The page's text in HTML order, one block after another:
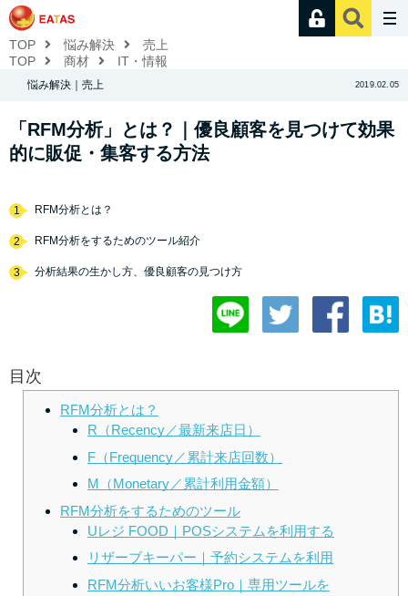
TOP 悩み解決
売上
TOP
商材 IT・情報
悩み解決｜売上 2019.02.05
「RFM分析」とは？｜優良顧客を見つけて効果
的に販促・集客する方法
1 RFM分析とは？
2 RFM分析をするためのツール紹介
3 分析結果の生かし方、優良顧客の見つけ方
目次
RFM分析とは？
R（Recency／最新来店日）
F（Frequency／累計来店回数）
M（Monetary／累計利用金額）
RFM分析をするためのツール
Uレジ FOOD｜POSシステムを利用する
リザーブキーパー｜予約システムを利用
RFM分析いいお客様Pro｜専用ツールを